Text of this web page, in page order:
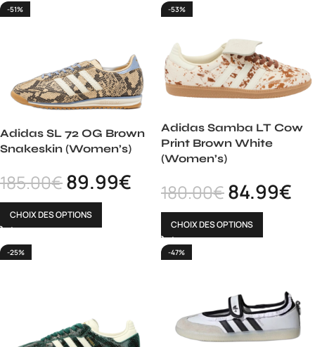
-51%
Adidas SL 72 OG Brown
Snakeskin (Women’s)
185.00€89.99€
CHOIX DES OPTIONS
-53%
Adidas Samba LT Cow
Print Brown White
(Women’s)
180.00€84.99€
CHOIX DES OPTIONS
-25% -47%